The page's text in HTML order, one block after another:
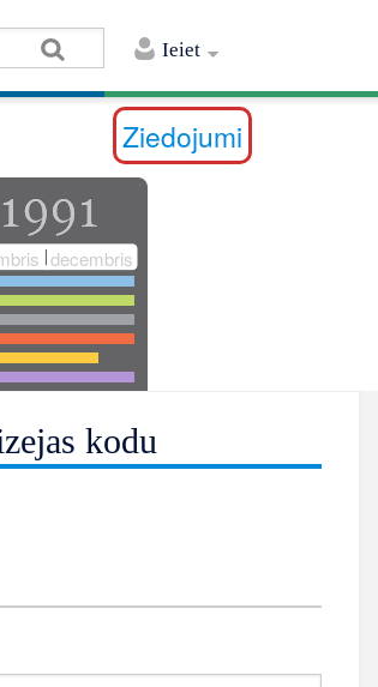
Ieiet
Ziedojumi
decembris
kodu